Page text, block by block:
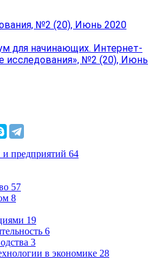
№2 (20), Июнь 2020
для начинающих. Интернет-
исследования», №2 (20), Июнь
и предприятий 64
57
8
19
6
3
в экономике 28